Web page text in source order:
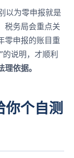
以为零申报就是
税务局会重点关
零申报的账目重
的说明，才顺利
依据。
个自测